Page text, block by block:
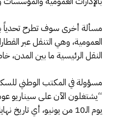
مسألة أخرى سوف تطرح تحدياً
العمومية، وهي التنقل عبر
النقل الرئيسية ما بين
مسؤولة في المكتب الوطني
“يشتغلون الآن على سيناريو
يوم الـ10 من يونيو، أي تاريخ نهاية فرض حالة الطوارئ الصحية”.